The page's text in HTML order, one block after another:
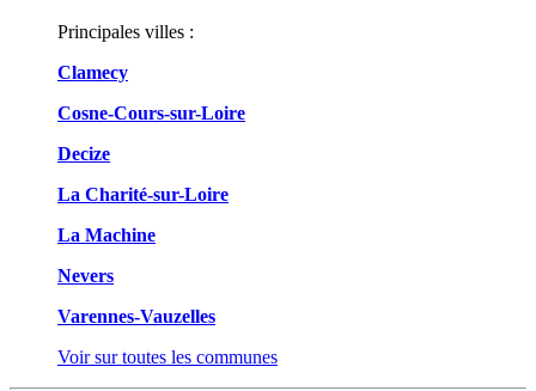
Principales villes :
Clamecy
Cosne-Cours-sur-Loire
Decize
La Charité-sur-Loire
La Machine
Nevers
Varennes-Vauzelles
Voir sur toutes les communes